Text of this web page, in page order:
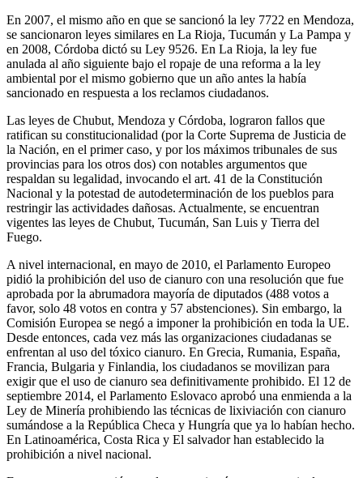
En 2007, el mismo año en que se sancionó la ley 7722 en Mendoza,
se sancionaron leyes similares en La Rioja, Tucumán y La Pampa y
en 2008, Córdoba dictó su Ley 9526. En La Rioja, la ley fue
anulada al año siguiente bajo el ropaje de una reforma a la ley
ambiental por el mismo gobierno que un año antes la había
sancionado en respuesta a los reclamos ciudadanos.
Las leyes de Chubut, Mendoza y Córdoba, lograron fallos que
ratifican su constitucionalidad (por la Corte Suprema de Justicia de
la Nación, en el primer caso, y por los máximos tribunales de sus
provincias para los otros dos) con notables argumentos que
respaldan su legalidad, invocando el art. 41 de la Constitución
Nacional y la potestad de autodeterminación de los pueblos para
restringir las actividades dañosas. Actualmente, se encuentran
vigentes las leyes de Chubut, Tucumán, San Luis y Tierra del
Fuego.
A nivel internacional, en mayo de 2010, el Parlamento Europeo
pidió la prohibición del uso de cianuro con una resolución que fue
aprobada por la abrumadora mayoría de diputados (488 votos a
favor, solo 48 votos en contra y 57 abstenciones). Sin embargo, la
Comisión Europea se negó a imponer la prohibición en toda la UE.
Desde entonces, cada vez más las organizaciones ciudadanas se
enfrentan al uso del tóxico cianuro. En Grecia, Rumania, España,
Francia, Bulgaria y Finlandia, los ciudadanos se movilizan para
exigir que el uso de cianuro sea definitivamente prohibido. El 12 de
septiembre 2014, el Parlamento Eslovaco aprobó una enmienda a la
Ley de Minería prohibiendo las técnicas de lixiviación con cianuro
sumándose a la República Checa y Hungría que ya lo habían hecho.
En Latinoamérica, Costa Rica y El salvador han establecido la
prohibición a nivel nacional.